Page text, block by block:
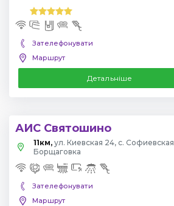
Зателефонувати
Маршрут
Детальніше
АИС Святошино
11км, ул. Киевская 24, с. Софиевская
Борщаговка
Зателефонувати
Маршрут